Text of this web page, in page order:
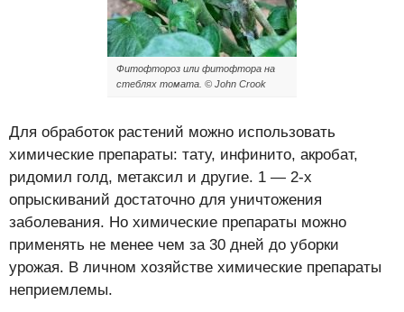
Фитофтороз или фитофтора на
стеблях томата. © John Crook
Для обработок растений можно использовать
химические препараты: тату, инфинито, акробат,
ридомил голд, метаксил и другие. 1 — 2-х
опрыскиваний достаточно для уничтожения
заболевания. Но химические препараты можно
применять не менее чем за 30 дней до уборки
урожая. В личном хозяйстве химические препараты
неприемлемы.